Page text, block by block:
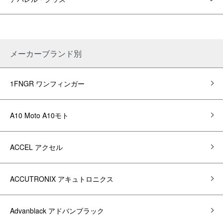
メーカーブランド別
1FNGR ワンフィンガー
A10 Moto A10モト
ACCEL アクセル
ACCUTRONIX アキュトロニクス
Advanblack アドバンブラック